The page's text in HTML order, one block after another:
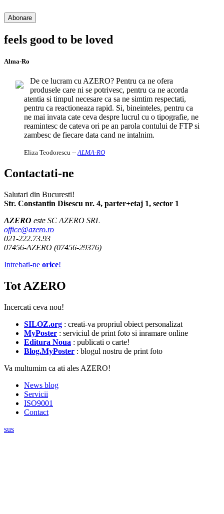
feels good to be loved
Alma-Ro
De ce lucram cu AZERO? Pentru ca ne ofera
produsele care ni se potrivesc, pentru ca ne acorda
atentia si timpul necesare ca sa ne simtim respectati,
pentru ca reactioneaza rapid. Si, bineinteles, pentru ca
ne mai invata cate ceva despre lucrul cu o tipografie, ne
reamintesc de cateva ori pe an parola contului de FTP si
zambesc de fiecare data cand ne intalnim.
Eliza Teodorescu --ALMA-RO
Contactati-ne
Salutari din Bucuresti!
Str. Constantin Disescu nr. 4, parter+etaj 1, sector 1
AZERO este SC AZERO SRL
office@azero.ro
021-222.73.93
07456-AZERO (07456-29376)
Intrebati-ne orice!
Tot AZERO
Incercati ceva nou!
SILOZ.org : creati-va propriul obiect personalizat
MyPoster : serviciul de print foto si inramare online
Editura Noua : publicati o carte!
Blog.MyPoster : blogul nostru de print foto
Va multumim ca ati ales AZERO!
News blog
Servicii
ISO9001
Contact
sus